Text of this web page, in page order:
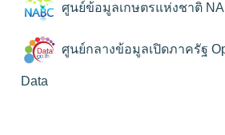
ศูนย์ข้อมูลเกษตรแห่งชาติ
ศูนย์กลางข้อมูลเปิดภาครัฐ
Data